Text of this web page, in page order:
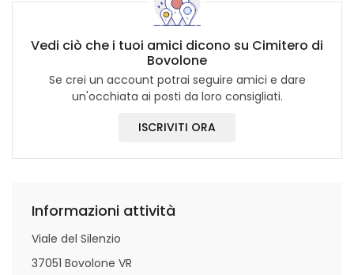
Vedi ciò che i tuoi amici dicono su Cimitero di
Bovolone
Se crei un account potrai seguire amici e dare
un'occhiata ai posti da loro consigliati.
ISCRIVITI ORA
Informazioni attività
Viale del Silenzio
37051 Bovolone VR